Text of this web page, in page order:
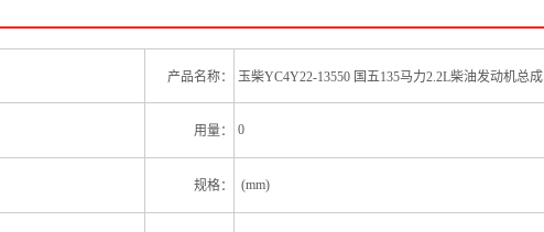
产品名称： 玉柴YC4Y22-13550 国五135马力2.2L柴油发动机总成
用量： 0
规格： (mm)